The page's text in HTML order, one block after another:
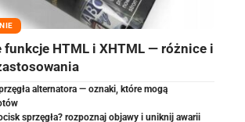
funkcje HTML i XHTML — różnice i
alternatora — oznaki, które mogą
sprzęgła? rozpoznaj objawy i uniknij awarii